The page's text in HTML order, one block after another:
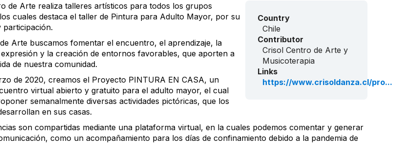
Country
Chile
Contributor
Crisol Centro de Arte y
Musicoterapia
Links
https://www.crisoldanza.cl/pro...
de Arte realiza talleres artísticos para todos los grupos
cuales destaca el taller de Pintura para Adulto Mayor, por su
Arte buscamos fomentar el encuentro, el aprendizaje, la
y la creación de entornos favorables, que aporten a
de nuestra comunidad.
de 2020, creamos el Proyecto PINTURA EN CASA, un
virtual abierto y gratuito para el adulto mayor, el cual
semanalmente diversas actividades pictóricas, que los
en sus casas.
son compartidas mediante una plataforma virtual, en la cuales podemos comentar y generar
como un acompañamiento para los días de confinamiento debido a la pandemia de